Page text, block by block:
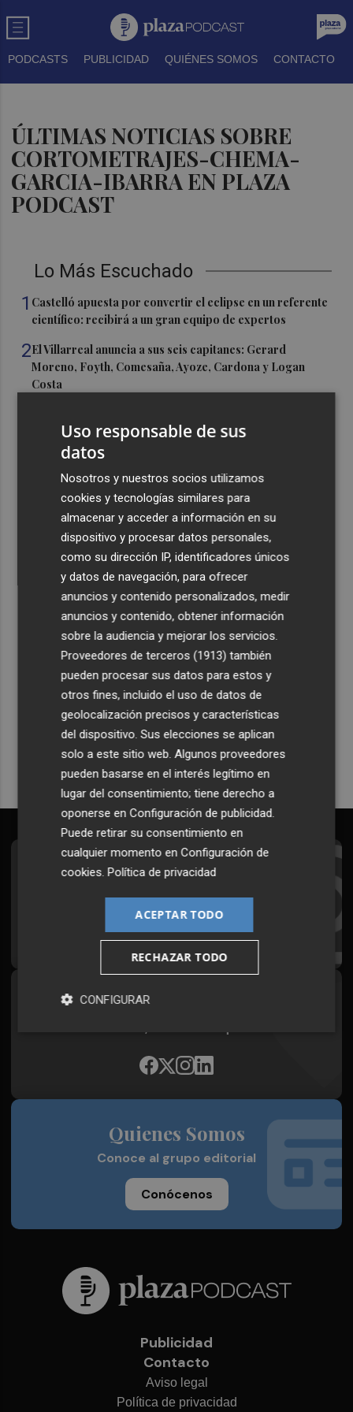
PODCASTS PUBLICIDAD QUIÉNES SOMOS CONTACTO
ÚLTIMAS NOTICIAS SOBRE
CORTOMETRAJES-CHEMA-
GARCIA-IBARRA EN PLAZA
PODCAST
Lo Más Escuchado
1 Castelló apuesta por convertir el eclipse en un referente
científico: recibirá a un gran equipo de expertos
2El Villarreal anuncia a sus seis capitanes: Gerard
Moreno, Foyth, Comesaña, Ayoze, Cardona y Logan
Costa
una lesión muscular
San Javier da viabilidad al nuevo contrato del transporte
urbano y a un hotel de cuatro estrellas en La Manga con
324 habitaciones
Estos son los estrenos que abren la cartelera en agosto:
de la comedia 'El último mono' a una nueva entrega de
'La Patrulla Canina'
Recibe toda la actualidad de
Plaza Podcast en tu correo
Quiero suscribirme
Suscríbete al Boletín
Todos los días a primera hora en tu email
¡Quiero suscribirme!
Síguenos en redes
Quienes Somos
Conoce al grupo editorial
Conócenos
Publicidad
Contacto
Aviso legal
Política de privacidad
Uso responsable de sus
datos
Nosotros y nuestros socios utilizamos
cookies y tecnologías similares para
almacenar y acceder a información en su
dispositivo y procesar datos personales,
como su dirección IP, identificadores únicos
y datos de navegación, para ofrecer
anuncios y contenido personalizados, medir
anuncios y contenido, obtener información
sobre la audiencia y mejorar los servicios.
Proveedores de terceros (1913) también
pueden procesar sus datos para estos y
otros fines, incluido el uso de datos de
geolocalización precisos y características
del dispositivo. Sus elecciones se aplican
solo a este sitio web. Algunos proveedores
pueden basarse en el interés legítimo en
lugar del consentimiento; tiene derecho a
oponerse enConfiguración de publicidad
Puede retirar su consentimiento en
cualquier momento enConfiguración de
cookies .Política de privacidad
ACEPTAR TODO
RECHAZAR TODO
CONFIGURAR